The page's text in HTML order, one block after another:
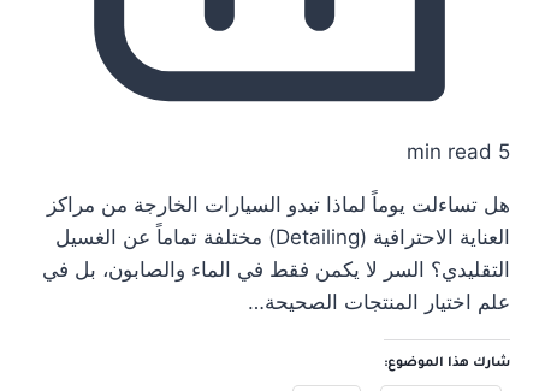
5 min read
هل تساءلت يوماً لماذا تبدو السيارات الخارجة من مراكز
العناية الاحترافية (Detailing) مختلفة تماماً عن الغسيل
التقليدي؟ السر لا يكمن فقط في الماء والصابون، بل في
علم اختيار المنتجات الصحيحة…
شارك هذا الموضوع: